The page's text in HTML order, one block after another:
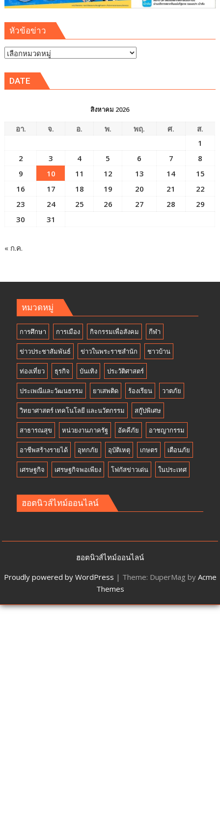
หัวข้อข่าว
หัวข้อ
DATE
สิงหาคม 2026
อา. จ. อ. พ. พฤ. ศ.
ส.
1
2
3 4 5 6 7
8
9
10 11 12 13 14
15
16
17 18 19 20 21
22
23
24 25 26 27 28
29
30
31
« ก.ค.
หมวดหมู่
การศึกษา การเมือง กิจกรรมเพื่อสังคม กีฬา
ข่าวประชาสัมพันธ์ ข่าวในพระราชสำนัก ชาวบ้าน
ท่องเที่ยว ธุรกิจ บันเทิง ประวัติศาสตร์
ประเพณีและวัฒนธรรม ยาเสพติด ร้องเรียน วาตภัย
วิทยาศาสตร์ เทคโนโลยี และนวัตกรรม สกู๊ปพิเศษ
สาธารณสุข หน่วยงานภาครัฐ อัคคีภัย อาชญากรรม
อาชีพสร้างรายได้ อุทกภัย อุบัติเหตุ เกษตร เตือนภัย
เศรษฐกิจ เศรษฐกิจพอเพียง โฟกัสข่าวเด่น ในประเทศ
ฮอตนิวส์ไทม์ออนไลน์
ฮอตนิวส์ไทม์ออนไลน์
Proudly powered by WordPress | Theme: DuperMag by Acme
Themes